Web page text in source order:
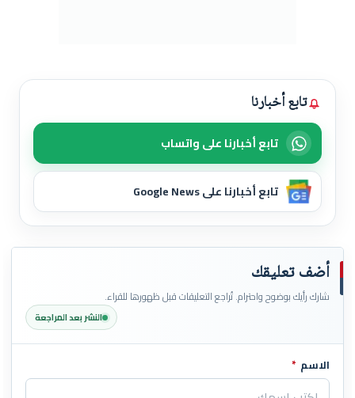
تابع أخبارنا
تابع أخبارنا على واتساب
تابع أخبارنا على Google News
أضف تعليقك
شارك رأيك بوضوح واحترام. تُراجع التعليقات قبل ظهورها للقراء.
النشر بعد المراجعة
اترك هذا الحقل فارغاً
الاسم *